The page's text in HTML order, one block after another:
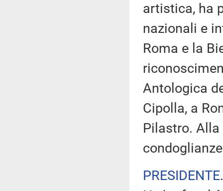
artistica, ha
nazionali e
Roma e la
Antologica
Cipolla, a
Pilastro.
PRESIDENTE